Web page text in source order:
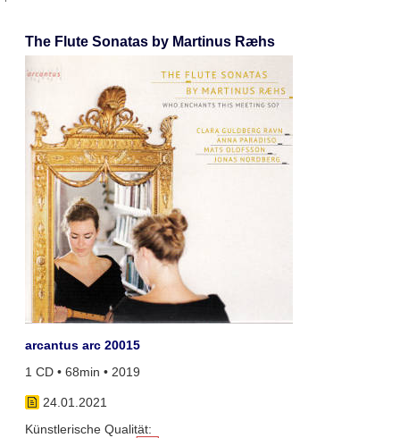
The Flute Sonatas by Martinus Ræhs
arcantus arc 20015
1 CD • 68min • 2019
24.01.2021
Künstlerische Qualität: